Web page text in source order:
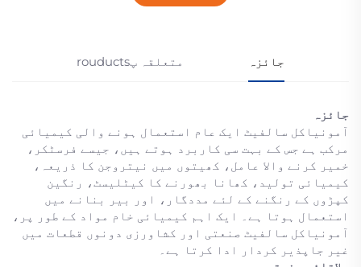
جائزہ متعلقہ پrouducts
جائزہ
آمونیاکل سالفیٹ ایک عام استعمال ہونے والی کیمیائی
مرکب ہے جس کے بہت سی کاربرد ہوتے ہیں، جیسے فرسٹکر،
خمیر کرنے والا عامل، کھیتوں میں نیتروجن کا ذریعہ،
کیمیائی تولید، کھانا بھورنے کا کیٹلیسٹ، رنگین
کپڑوں کے رنگنے کے لئے مددگار، اور بیر بنانے میں
استعمال ہوتا ہے۔ ایک اہم کیمیائی خام مواد کے طور پر،
آمونیاکل سالفیٹ صنعتی اور کشاورزی دونوں قطعات میں
غیر جاپذیر کردار ادا کرتا ہے۔